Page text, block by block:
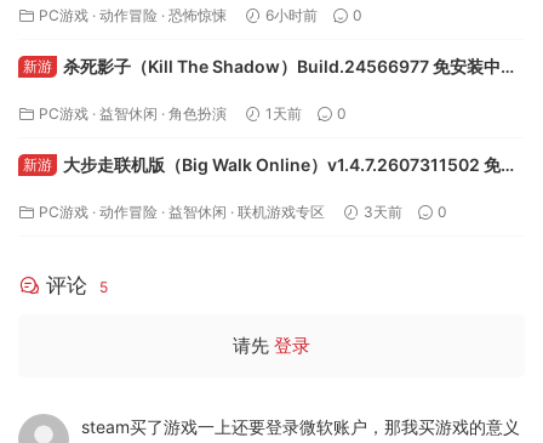
PC游戏 · 动作冒险 · 恐怖惊悚 6小时前 0
新游 杀死影子（Kill The Shadow）Build.24566977 免安装中文
PC游戏 · 益智休闲 · 角色扮演 1天前 0
新游
大步走联机版（Big Walk Online）v1.4.7.2607311502 免安
PC游戏 · 动作冒险 · 益智休闲 · 联机游戏专区 3天前 0
评论 5
请先 登录
steam买了游戏一上还要登录微软账户，那我买游戏的意义